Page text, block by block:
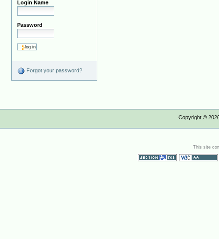
Login Name
Password
Forgot your password?
Copyright ©
This site